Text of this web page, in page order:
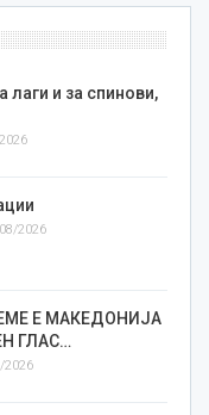
и за спинови,
2026
Е МАКЕДОНИЈА
ГЛАС…
2026